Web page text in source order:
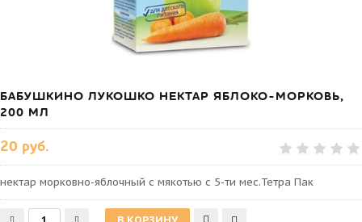
БАБУШКИНО ЛУКОШКО НЕКТАР ЯБЛОКО-МОРКОВЬ,
200 МЛ
20 руб.
нектар морковно-яблочный с мякотью с 5-ти мес.Тетра Пак